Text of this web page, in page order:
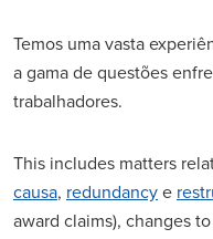
Temos uma vasta
a gama de questões
trabalhadores.
This includes matters
causa, redundancye
award claims), changes